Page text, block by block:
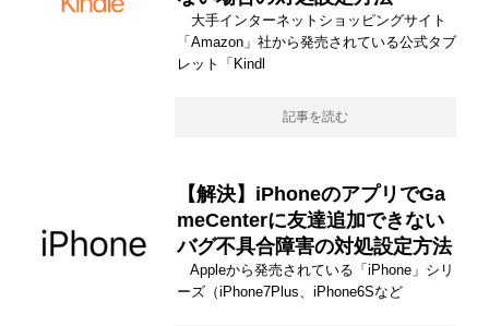
大手インターネットショッピングサイト
「Amazon」社から発売されている公式タブ
レット「Kindl
記事を読む
【解決】iPhoneのアプリでGa
meCenterに友達追加できない
バグ不具合障害の対処設定方法
Appleから発売されている「iPhone」シリ
ーズ（iPhone7Plus、iPhone6Sなど